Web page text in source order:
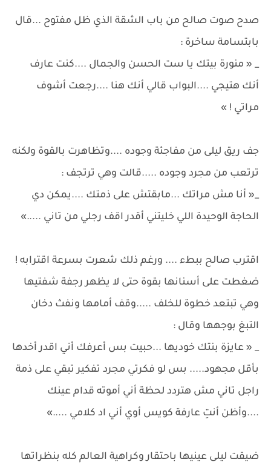
صدح صوت صالح من باب الشقة الذي ظل مفتوح ...قال
بابتسامة ساخرة :
_ « منورة بيتك يا ست الحسن والجمال ....كنت عارف
أنك هتيجي ....البواب قالي أنك هنا ....رجعت أشوف
مراتي ! »
جف ريق ليلى من مفاجئة وجوده ....وتظاهرت بالقوة ولكنه
ترتعب من مجرد وجوده .....قالت وهي ترتجف :
_« أنا مش مراتك ...مابقتش على ذمتك ....يمكن دي
الحاجة الوحيدة اللي خليتني أقدر اقف رجلي من تاني .....»
اقترب صالح ببطء .... ورغم ذلك شعرت بسرعة اقترابه !
ضغطت على أسنانها بقوة حتى لا يظهر رجفة شفتيها
وهي تبتعد خطوة للخلف .....وقف أمامها ونفث دخان
التبغ بوجهها وقال :
_ « عايزة بنتك خوديها ...حبيت بس أعرفك أني اقدر أخدها
بأقل مجهود..... بس لو فكرتي مجرد تفكير تبقي على ذمة
راجل تاني مش هتردد لحظة أني أموته قدام عينك
....وأظن أنتِ عارفة كويس أوي أني اد كلامي .....»
ضيقت ليلى عينيها باحتقار وكراهية العالم كله بنظراتها